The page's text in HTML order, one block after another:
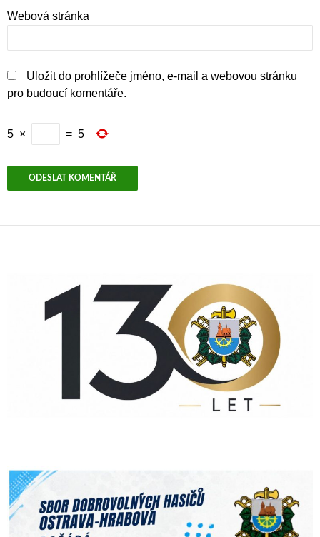
Webová stránka
Uložit do prohlížeče jméno, e-mail a webovou stránku
pro budoucí komentáře.
5 × = 5